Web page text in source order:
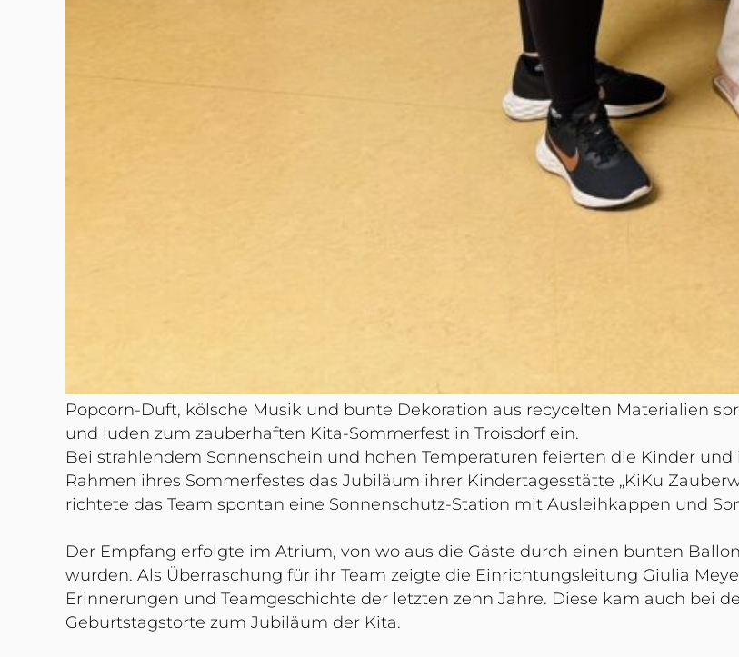
Popcorn-Duft, kölsche Musik und bunte Dekoration aus recycelten Materialien
und luden zum zauberhaften Kita-Sommerfest in Troisdorf ein.
Bei strahlendem Sonnenschein und hohen Temperaturen feierten die Kinder
Rahmen ihres Sommerfestes das Jubiläum ihrer Kindertagesstätte „KiKu
richtete das Team spontan eine Sonnenschutz-Station mit Ausleihkappen und
Der Empfang erfolgte im Atrium, von wo aus die Gäste durch einen bunten
wurden. Als Überraschung für ihr Team zeigte die Einrichtungsleitung Giulia
Erinnerungen und Teamgeschichte der letzten zehn Jahre. Diese kam auch bei
Geburtstagstorte zum Jubiläum der Kita.